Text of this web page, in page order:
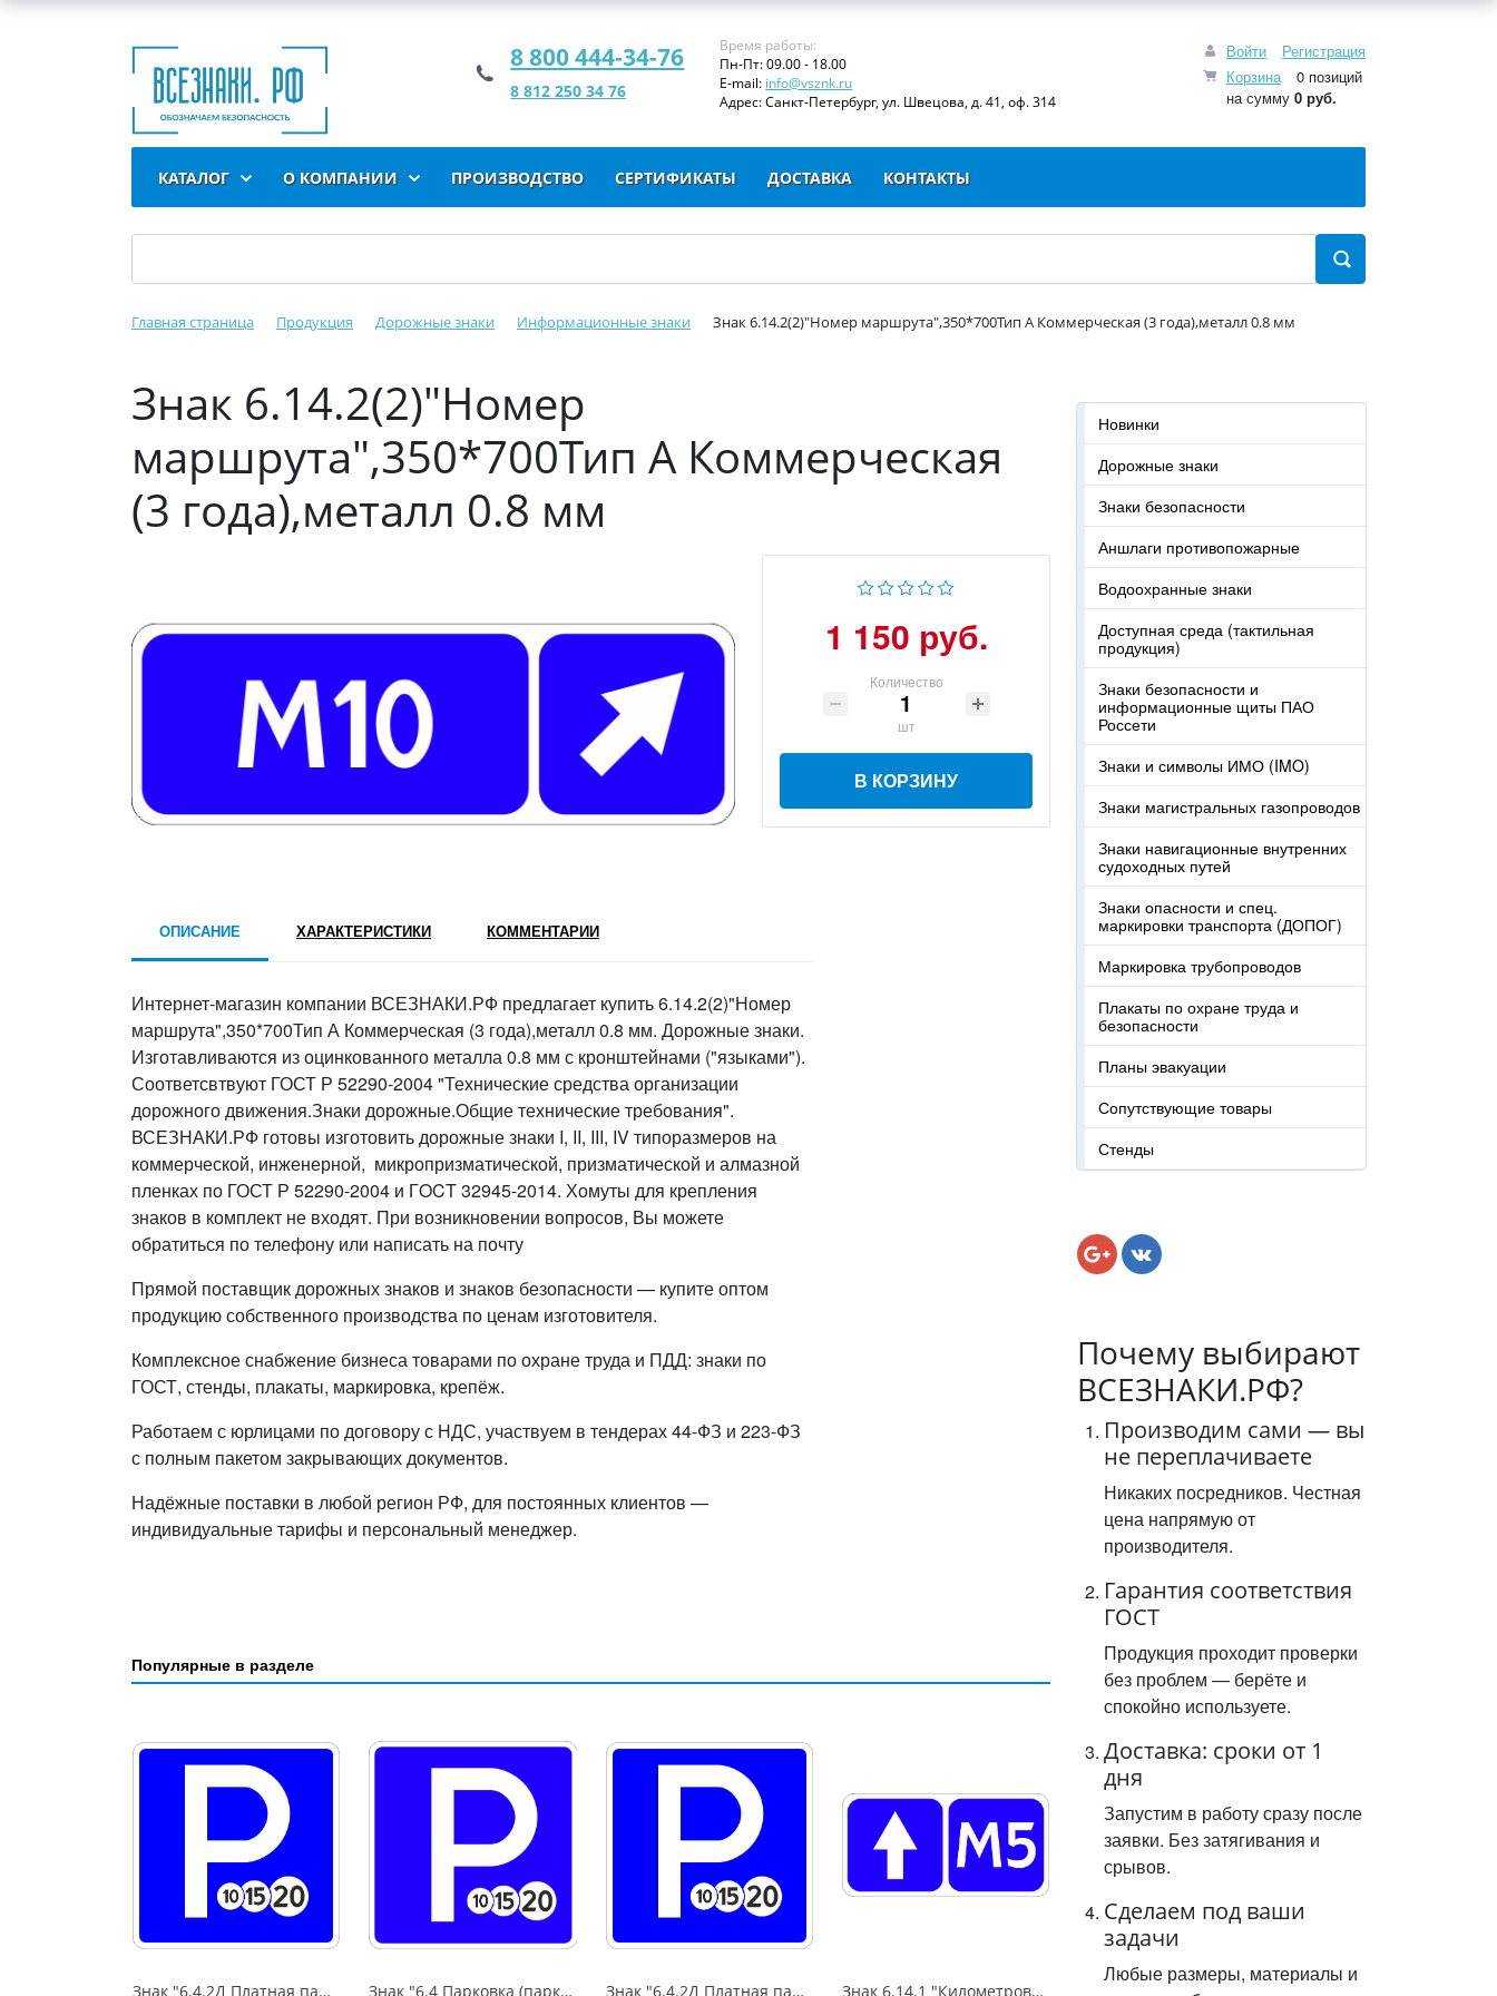
Войти
Регистрация
Корзина
0 позиций
на сумму 0 руб.
8 800 444-34-76
8 812 250 34 76
Время работы:
Пн-Пт: 09.00 - 18.00
E-mail: info@vsznk.ru
Адрес: Санкт-Петербург, ул. Швецова, д. 41, оф. 314
КАТАЛОГ О КОМПАНИИ ПРОИЗВОДСТВО СЕРТИФИКАТЫ ДОСТАВКА КОНТАКТЫ
Главная страница Продукция Дорожные знаки Информационные знаки Знак 6.14.2(2)"Номер маршрута",350*700Тип А Коммерческая (3 года),металл 0.8 мм
Знак 6.14.2(2)"Номер
маршрута",350*700Тип А Коммерческая
(3 года),металл 0.8 мм
1 150 руб.
Количество
шт
В КОРЗИНУ
ОПИСАНИЕ ХАРАКТЕРИСТИКИ КОММЕНТАРИИ
Интернет-магазин компании ВСЕЗНАКИ.РФ предлагает купить 6.14.2(2)"Номер
маршрута",350*700Тип А Коммерческая (3 года),металл 0.8 мм. Дорожные знаки.
Изготавливаются из оцинкованного металла 0.8 мм с кронштейнами ("языками").
Соответсвтвуют ГОСТ Р 52290-2004 "Технические средства организации
дорожного движения.Знаки дорожные.Общие технические требования".
ВСЕЗНАКИ.РФ готовы изготовить дорожные знаки I, II, III, IV типоразмеров на
коммерческой, инженерной, микропризматической, призматической и алмазной
пленках по ГОСТ Р 52290-2004 и ГOCT 32945-2014. Хомуты для крепления
знаков в комплект не входят. При возникновении вопросов, Вы можете
обратиться по телефону или написать на почту
Прямой поставщик дорожных знаков и знаков безопасности — купите оптом
продукцию собственного производства по ценам изготовителя.
Комплексное снабжение бизнеса товарами по охране труда и ПДД: знаки по
ГОСТ, стенды, плакаты, маркировка, крепёж.
Работаем с юрлицами по договору с НДС, участвуем в тендерах 44-ФЗ и 223-ФЗ
с полным пакетом закрывающих документов.
Надёжные поставки в любой регион РФ, для постоянных клиентов —
индивидуальные тарифы и персональный менеджер.
Популярные в разделе
Знак "6.4.2Д Платная парковка для автотранспорта»,B=600,Тип А Коммерческая (3 года),металл 0.8 мм
Знак "6.4 Парковка (парковочное место)",B=600,Тип А (1б) Микропризм. (7-9 лет)металл 0.8 мм
Знак "6.4.2Д Платная парковка для автотранспорта»,B=700Тип А (la) Инженерная (5 лет)металл 0.8 мм
Знак 6.14.1 "Километровый знак",350*700Тип А (1б) Микропризм. (7-9 лет)металл 0.8 мм
Новинки
Дорожные знаки
Знаки безопасности
Аншлаги противопожарные
Водоохранные знаки
Доступная среда (тактильная
продукция)
Знаки безопасности и
информационные щиты ПАО
Россети
Знаки и символы ИМО (IMO)
Знаки магистральных газопроводов
Знаки навигационные внутренних
судоходных путей
Знаки опасности и спец.
маркировки транспорта (ДОПОГ)
Маркировка трубопроводов
Плакаты по охране труда и
безопасности
Планы эвакуации
Сопутствующие товары
Стенды
Почему выбирают
ВСЕЗНАКИ.РФ?
Производим сами — вы
не переплачиваете
Никаких посредников. Честная
цена напрямую от
производителя.
Гарантия соответствия
ГОСТ
Продукция проходит проверки
без проблем — берёте и
спокойно используете.
Доставка: сроки от 1
дня
Запустим в работу сразу после
заявки. Без затягивания и
срывов.
Сделаем под ваши
задачи
Любые размеры, материалы и